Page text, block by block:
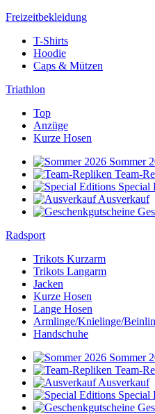
Freizeitbekleidung
T-Shirts
Hoodie
Caps & Mützen
Triathlon
Top
Anzüge
Kurze Hosen
Sommer
Team-
Special
Ausverkauf
Radsport
Trikots Kurzarm
Trikots Langarm
Jacken
Kurze Hosen
Lange Hosen
Armlinge/Knielinge/
Handschuhe
Sommer
Team-
Ausverkauf
Special